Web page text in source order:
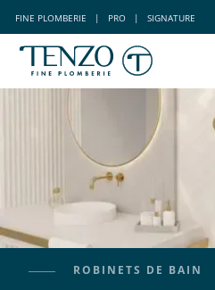
FINE PLOMBERIE | PRO | SIGNATURE
ROBINETS DE BAIN